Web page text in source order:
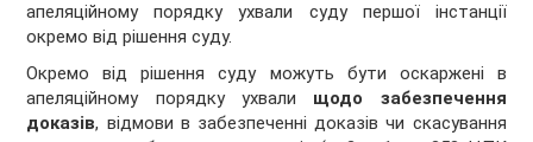
апеляційному порядку ухвали суду першої інстанції
окремо від рішення суду.
Окремо від рішення суду можуть бути оскаржені в
апеляційному порядку ухвали щодо забезпечення
доказів, відмови в забезпеченні доказів чи скасування